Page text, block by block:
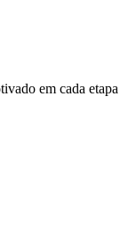
em cada etapa